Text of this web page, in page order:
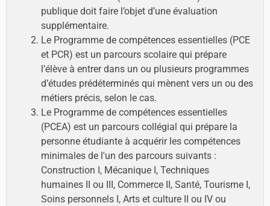
publique doit faire l’objet d’une évaluation
supplémentaire.
Le Programme de compétences essentielles (PCE
et PCR) est un parcours scolaire qui prépare
l’élève à entrer dans un ou plusieurs programmes
d’études prédéterminés qui mènent vers un ou des
métiers précis, selon le cas.
Le Programme de compétences essentielles
(PCEA) est un parcours collégial qui prépare la
personne étudiante à acquérir les compétences
minimales de l'un des parcours suivants :
Construction I, Mécanique I, Techniques
humaines II ou III, Commerce II, Santé, Tourisme I,
Soins personnels I, Arts et culture II ou IV ou